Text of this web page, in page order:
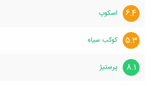
6.4 اسکوپ
5.3 کوکب سیاه
8.1 پرستیژ